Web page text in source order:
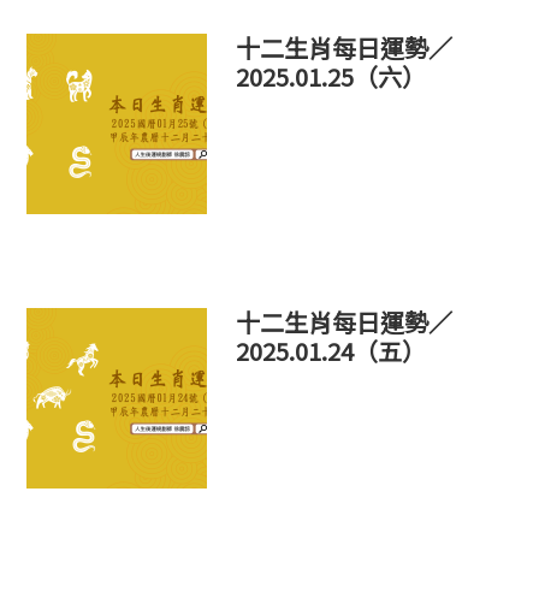
十二生肖每日運勢／
2025.01.25（六）
十二生肖每日運勢／
2025.01.24（五）